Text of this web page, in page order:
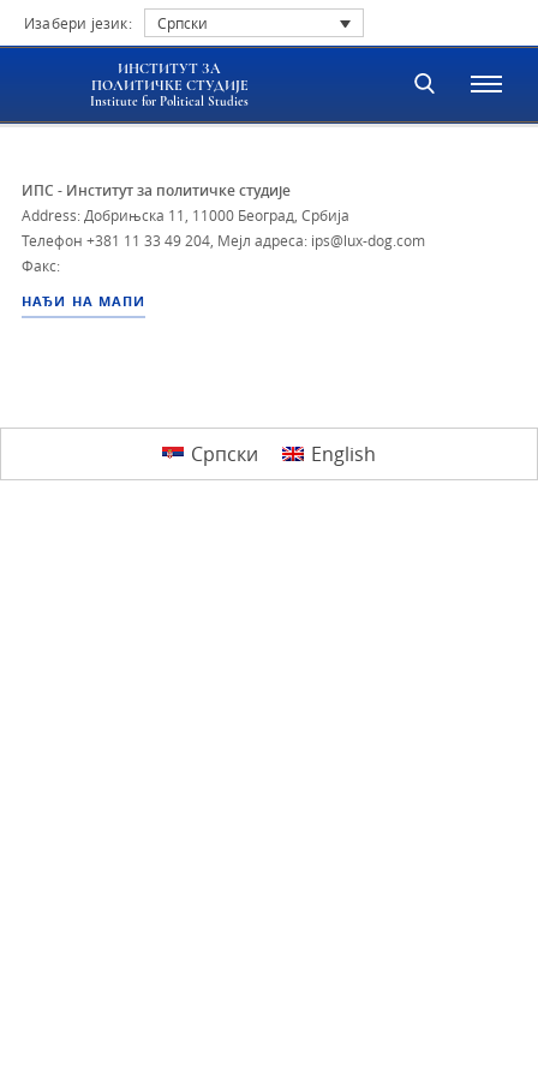
Изабери језик: Српски
ИНСТИТУТ ЗА
ПОЛИТИЧКЕ СТУДИЈЕ
Institute for Political Studies
ИПС - Институт за политичке студије
Address: Добрињска 11, 11000 Београд, Србија
Телефон +381 11 33 49 204 Мејл адреса: ips@lux-dog.com
Факс:
НАЂИ НА МАПИ
Српски English